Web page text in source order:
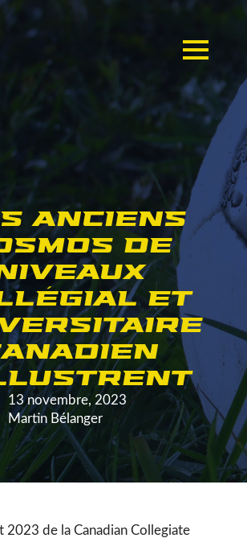
ANCIENS
DE
ET
13 novembre, 2023
Martin Bélanger
2023 de la Canadian Collegiate